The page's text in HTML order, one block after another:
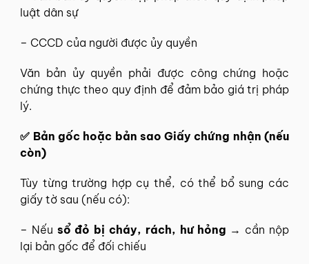
luật dân sự
– CCCD của người được ủy quyền
Văn bản ủy quyền phải được công chứng hoặc
chứng thực theo quy định để đảm bảo giá trị pháp
lý.
✅ Bản gốc hoặc bản sao Giấy chứng nhận (nếu
còn)
Tùy từng trường hợp cụ thể, có thể bổ sung các
giấy tờ sau (nếu có):
– Nếu sổ đỏ bị cháy, rách, hư hỏng → cần nộp
lại bản gốc để đối chiếu